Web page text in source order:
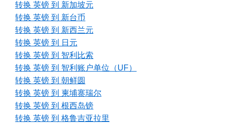
转换 英镑 到 新加坡元
转换 英镑 到 新台币
转换 英镑 到 新西兰元
转换 英镑 到 日元
转换 英镑 到 智利比索
转换 英镑 到 智利账户单位（UF）
转换 英镑 到 朝鲜圆
转换 英镑 到 柬埔寨瑞尔
转换 英镑 到 根西岛镑
转换 英镑 到 格鲁吉亚拉里